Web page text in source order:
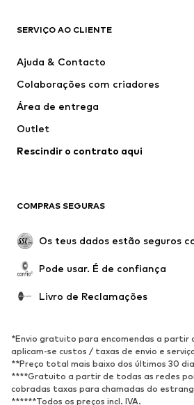
Casacos
Roupa interior
Fatos e Blazers
Roupa de banho
Ocasiões
Upcycling
Novidades
Sapatos
Sapatos abertos
Exclusivo
DESPORTO
Sapatilhas de desporto
Acessórios de desporto
ACESSÓRIOS
SERVIÇO AO CLIENTE
Ajuda & Contacto
Colaborações com criadores
Área de entrega
Outlet
Rescindir o contrato aqui
COMPRAS SEGURAS
Os teus dados estão seguros
Pode usar. É de confiança
Livro de Reclamações
*Envio gratuito para encomendas a partir
aplicam-se custos / taxas de envio e
**Preço total mais baixo dos últimos 30
****Gratuito a partir de todas as redes
cobradas taxas para chamadas do
******Todos os preços incl. IVA.